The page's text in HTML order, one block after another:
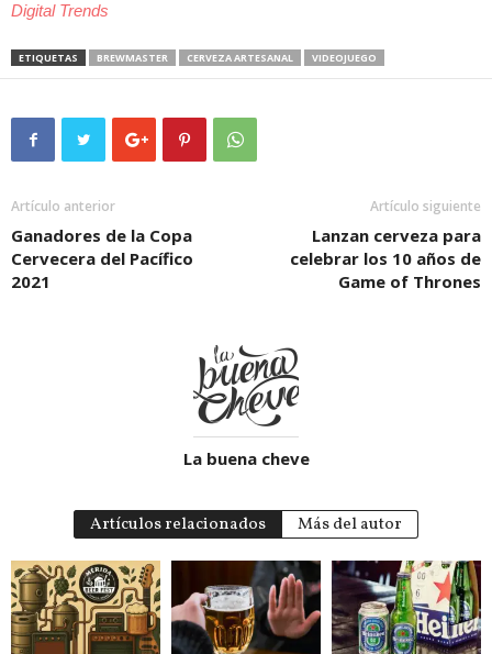
Digital Trends
ETIQUETAS BREWMASTER CERVEZA ARTESANAL VIDEOJUEGO
Artículo anterior
Ganadores de la Copa
Cervecera del Pacífico
2021
Artículo siguiente
Lanzan cerveza para
celebrar los 10 años de
Game of Thrones
La buena cheve
Artículos relacionados Más del autor